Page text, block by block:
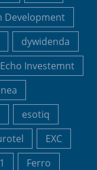
Development
dywidenda
Echo Investemnt
esotiq
EXC
Ferro